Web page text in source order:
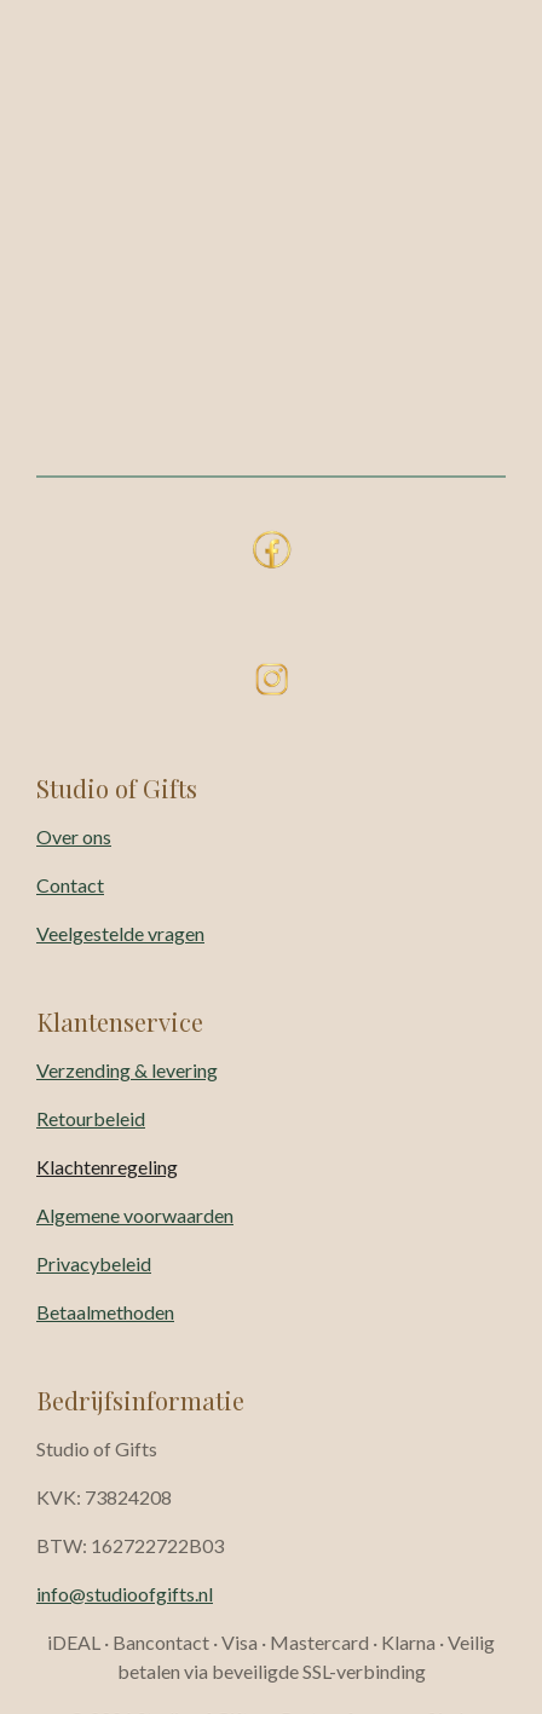
Studio of Gifts
Over ons
Contact
Veelgestelde vragen
Klantenservice
Verzending & levering
Retourbeleid
Klachtenregeling
Algemene voorwaarden
Privacybeleid
Betaalmethoden
Bedrijfsinformatie
Studio of Gifts
KVK: 73824208
BTW: 162722722B03
info@studioofgifts.nl
iDEAL · Bancontact · Visa · Mastercard · Klarna · Veilig
betalen via beveiligde SSL-verbinding